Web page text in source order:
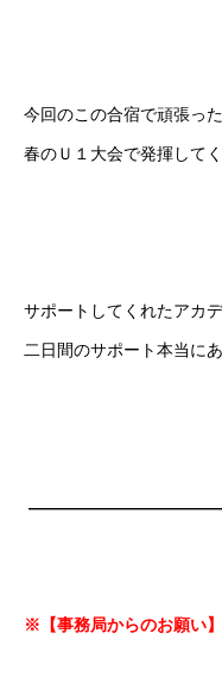
今回のこの合宿で頑張っ
春のＵ１大会で発揮して
サポートしてくれたアカ
二日間のサポート本当に
※【事務局からのお願い】